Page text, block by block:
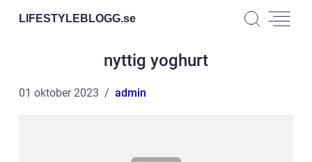
LIFESTYLEBLOGG.se
nyttig yoghurt
01 oktober 2023 admin